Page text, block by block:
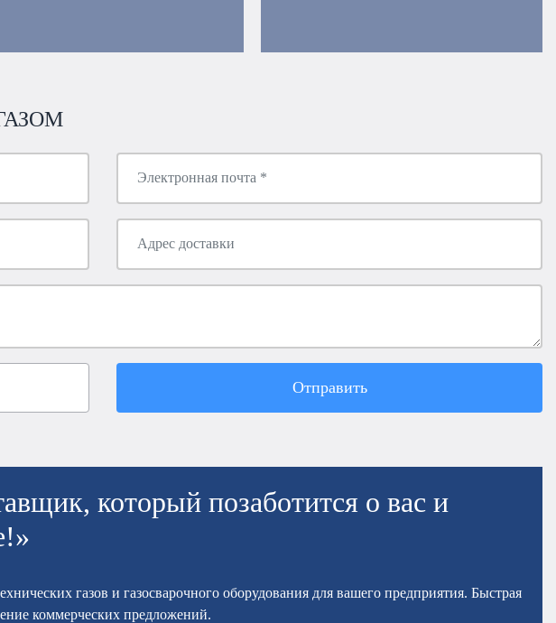
Отправить
который позаботится о вас и
газов и газосварочного оборудования для вашего предприятия. Быстрая
коммерческих предложений.